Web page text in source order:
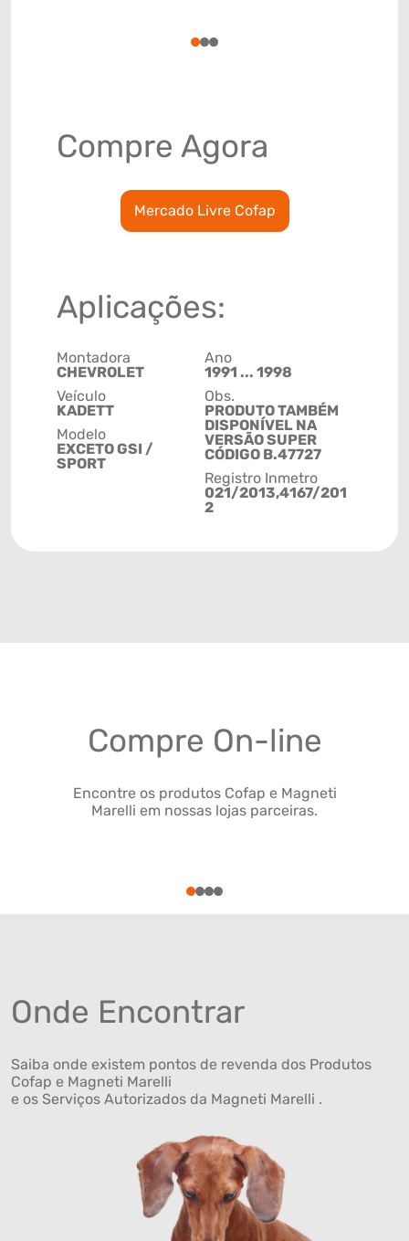
123
Compre Agora
Mercado Livre Cofap
Aplicações:
Montadora
CHEVROLET
Veículo
KADETT
Modelo
EXCETO GSI /
SPORT
Ano
1991 ... 1998
Obs.
PRODUTO TAMBÉM
DISPONÍVEL NA
VERSÃO SUPER
CÓDIGO B.47727
Registro Inmetro
021/2013,4167/201
2
Compre On-line
Encontre os produtos Cofap e Magneti
Marelli em nossas lojas parceiras.
1234
Onde Encontrar
Saiba onde existem pontos de revenda dos Produtos
Cofap e Magneti Marelli
e os Serviços Autorizados da Magneti Marelli .